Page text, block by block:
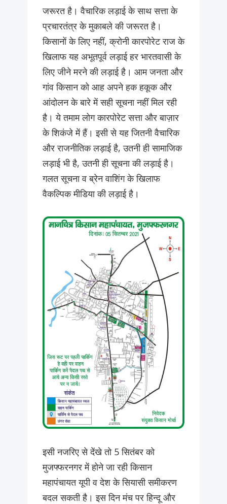
जरूरत है। वैचारिक लड़ाई के साथ सत्ता के
प्रचारतंत्र के मुकाबले की जरूरत है।
किसानों के लिए नहीं, क्रोनी कारपोरेट राज के
खिलाफ यह अभूतपूर्व लड़ाई हर भारतवासी के
लिए जीने मरने की लड़ाई है। आम जनता और
गांव किसान को आह अपने हक हकूक और
आंदोलन के बारे में सही सूचना नहीं मिल रही
है। ये तमाम लोग कारपोरेट सत्ता और बाज़ार
के शिकंजे में हैं। इसी से यह जितनी वैचारिक
और राजनीतिक लड़ाई है, उतनी ही सामाजिक
लड़ाई भी है, उतनी ही सूचना की लड़ाई है।
गलत सूचना व ब्रेन वाशिंग के खिलाफ
वैकल्पिक मीडिया की लड़ाई है।
इसी नजरिए से देंखे तो 5 सितंबर को
मुजफ्फरनगर में होने जा रही किसान
महापंचायत यूपी व देश के सियासी समीकरण
बदल सकती है। इस दिन मंच पर हिन्दू और